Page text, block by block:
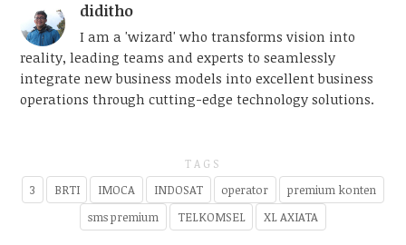
diditho
I am a 'wizard' who transforms vision into
reality, leading teams and experts to seamlessly
integrate new business models into excellent business
operations through cutting-edge technology solutions.
TAGS
3 BRTI IMOCA INDOSAT operator
premium konten
sms premium
TELKOMSEL XL AXIATA